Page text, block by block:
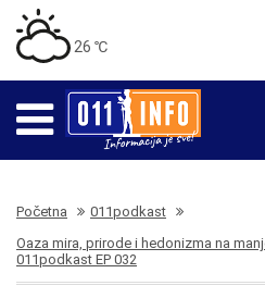
26 ℃
Početna
011podkast
Oaza mira, prirode i hedonizma na
011podkast EP 032